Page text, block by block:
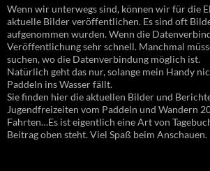
Wenn wir unterwegs sind, können wir für die
aktuelle Bilder veröffentlichen. Es sind oft
aufgenommen wurden. Wenn die
Veröffentlichung sehr schnell. Manchmal
suchen, wo die Datenverbindung möglich ist.
Natürlich geht das nur, solange mein Handy
Paddeln ins Wasser fällt.
Sie finden hier die aktuellen Bilder und
Jugendfreizeiten vom Paddeln und Wandern
Fahrten…Es ist eigentlich eine Art von
Beitrag oben steht. Viel Spaß beim Anschauen.